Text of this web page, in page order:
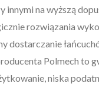
innymi na wyższą
rozwiązania
dostarczanie
Polmech to
niska